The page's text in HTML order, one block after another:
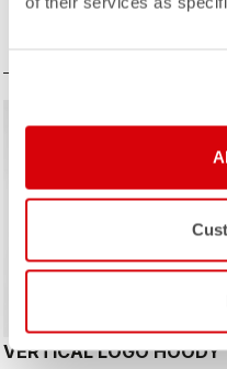
Summer Sale 40% Off
VERTICAL LOGO HOODY